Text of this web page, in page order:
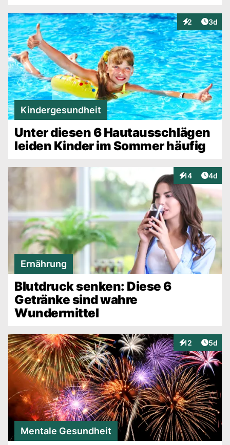
2
Interaktionen
3d
Kindergesundheit
Unter diesen 6 Hautausschlägen
leiden Kinder im Sommer häufig
14
Interaktionen
4d
Ernährung
Blutdruck senken: Diese 6
Getränke sind wahre
Wundermittel
12
Interaktionen
5d
Mentale Gesundheit